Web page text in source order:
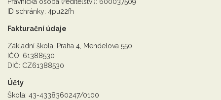
ID schránky: 4pu22fh
Fakturační údaje
Základní škola, Praha 4, Mendelova 550
IČO: 61388530
DIČ: CZ61388530
Účty
Škola: 43-4338360247/0100